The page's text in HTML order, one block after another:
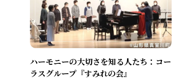
ハーモニーの大切さを知る人たち：コー
ラスグループ『すみれの会』